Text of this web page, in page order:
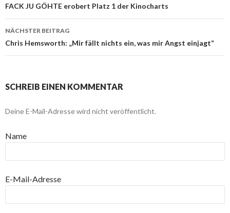
Beitragsnavigation
FACK JU GÖHTE erobert Platz 1 der Kinocharts
NÄCHSTER BEITRAG
Chris Hemsworth: „Mir fällt nichts ein, was mir Angst einjagt“
SCHREIB EINEN KOMMENTAR
Deine E-Mail-Adresse wird nicht veröffentlicht.
Name
E-Mail-Adresse